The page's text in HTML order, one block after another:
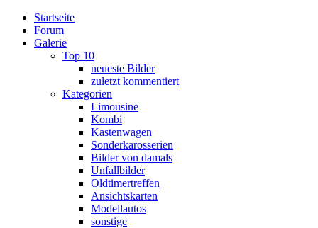
Startseite
Forum
Galerie
Top 10
neueste Bilder
zuletzt kommentiert
Kategorien
Limousine
Kombi
Kastenwagen
Sonderkarosserien
Bilder von damals
Unfallbilder
Oldtimertreffen
Ansichtskarten
Modellautos
sonstige